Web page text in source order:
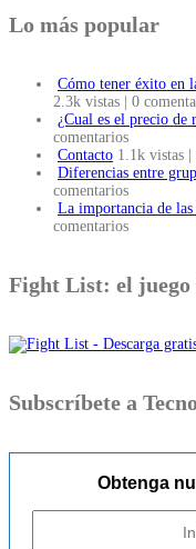
Lo más popular
Cómo tener éxito en
2.3k vistas
0
¿Cual es el precio de
comentarios
Contacto 1.1k vistas
Diferencias entre
comentarios
La importancia de las
comentarios
Fight List: el
Subscríbete a
Obtenga